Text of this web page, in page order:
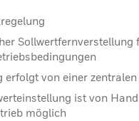
Sollwertfernverstellung
erfolgt von einer zentralen
ist von
möglich